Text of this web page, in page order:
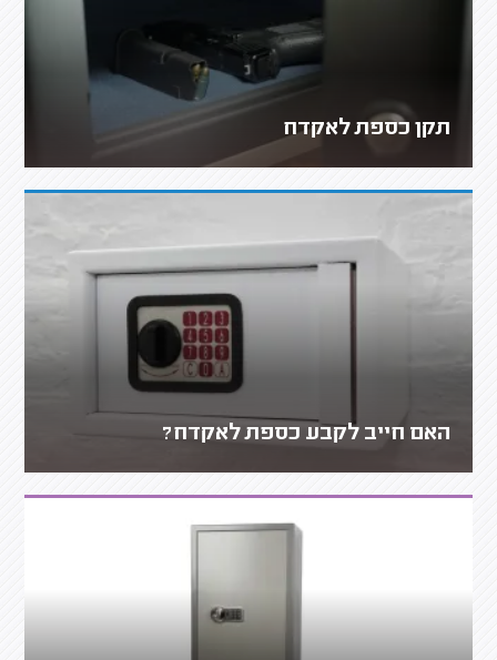
תקן כספת לאקדח
האם חייב לקבע כספת לאקדח?